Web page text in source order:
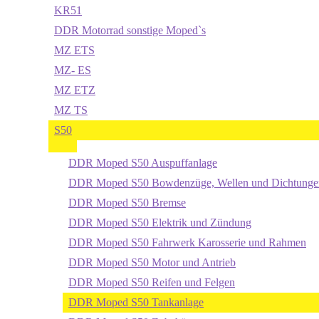
KR51
DDR Motorrad sonstige Moped`s
MZ ETS
MZ- ES
MZ ETZ
MZ TS
S50
DDR Moped S50 Auspuffanlage
DDR Moped S50 Bowdenzüge, Wellen und
DDR Moped S50 Bremse
DDR Moped S50 Elektrik und Zündung
DDR Moped S50 Fahrwerk Karosserie und Rahmen
DDR Moped S50 Motor und Antrieb
DDR Moped S50 Reifen und Felgen
DDR Moped S50 Tankanlage